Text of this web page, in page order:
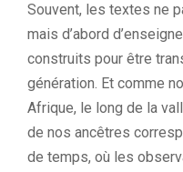
Souvent, les textes ne
mais d’abord
construits pour être
génération. Et comme
Afrique, le long de la
de nos ancêtres
de temps, où les